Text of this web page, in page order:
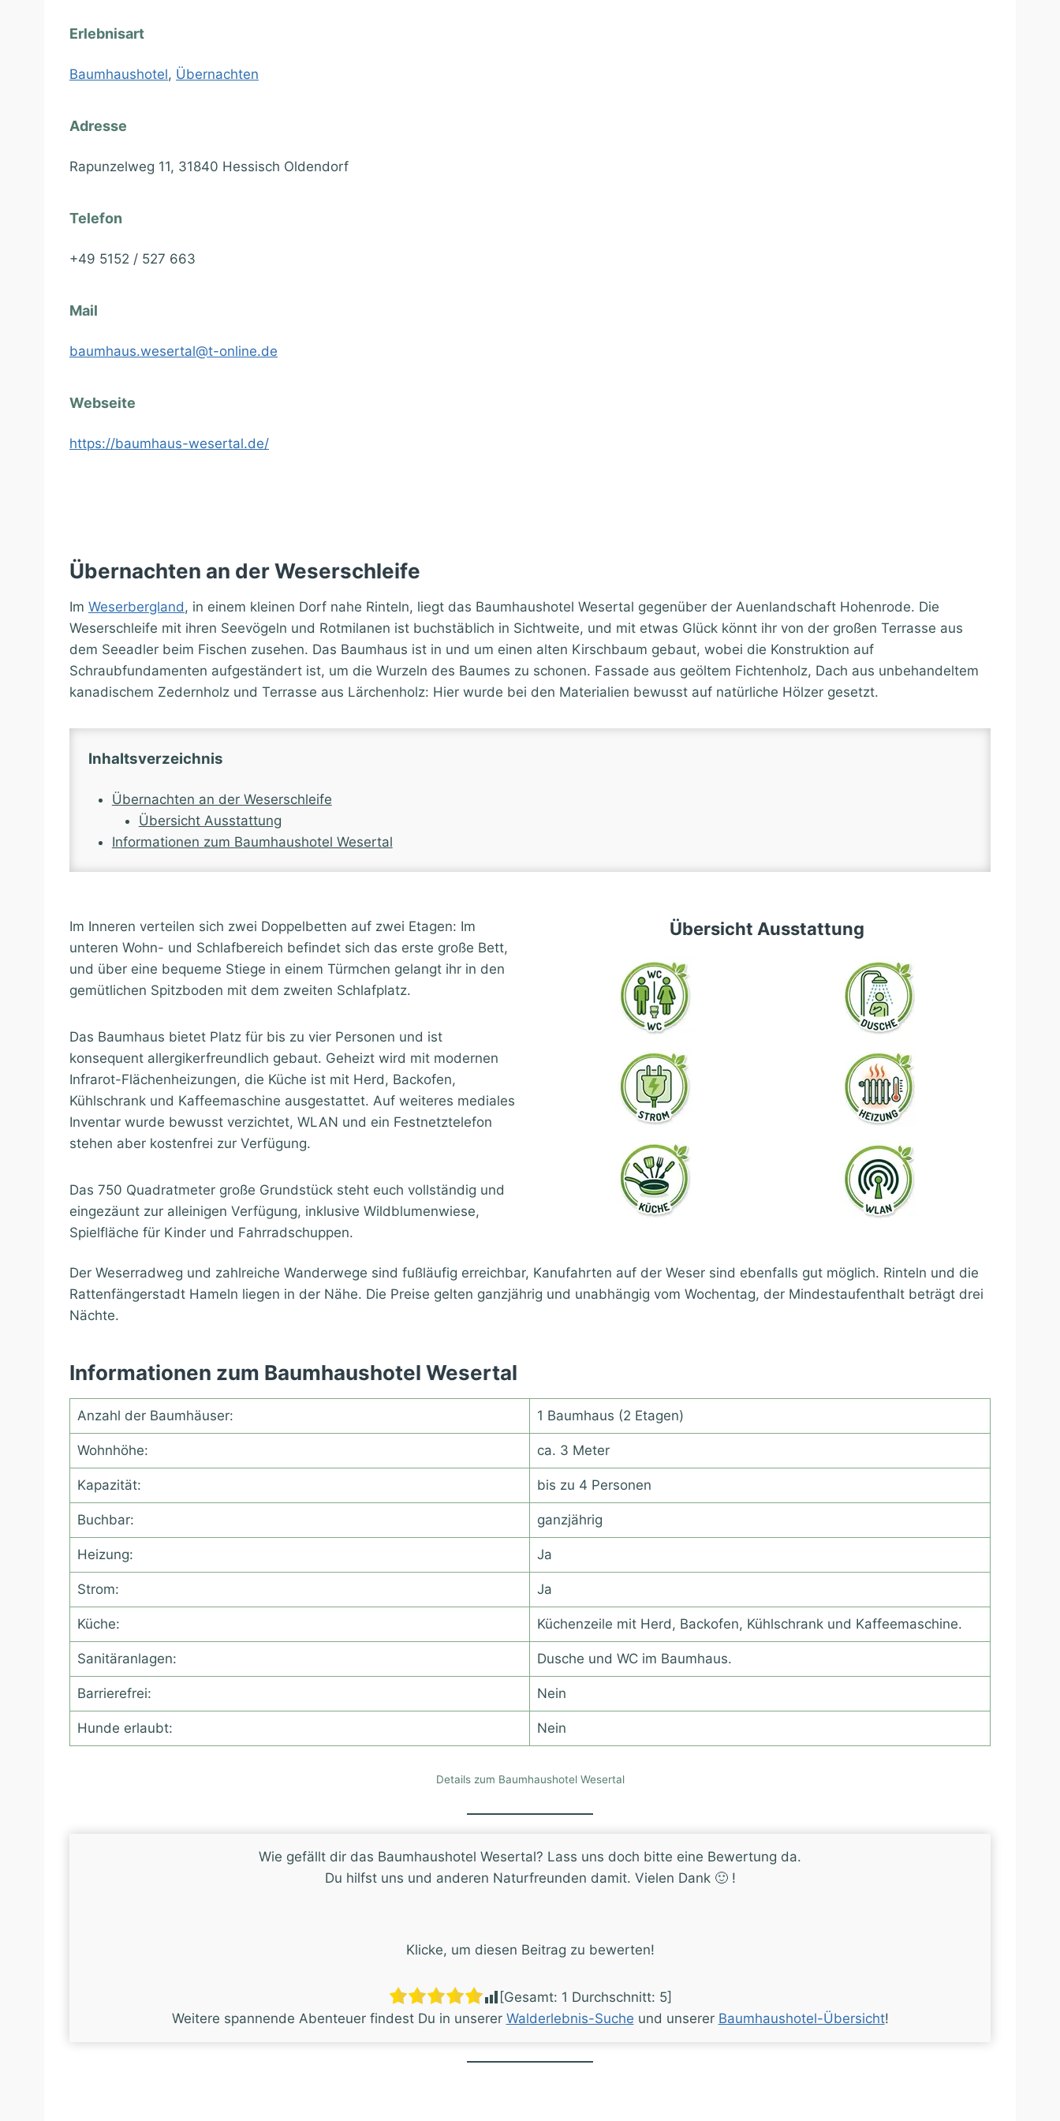
Erlebnisart
Baumhaushotel, Übernachten
Adresse
Rapunzelweg 11, 31840 Hessisch Oldendorf
Telefon
+49 5152 / 527 663
Mail
baumhaus.wesertal@t-online.de
Webseite
https://baumhaus-wesertal.de/
Übernachten an der Weserschleife
Im Weserbergland, in einem kleinen Dorf nahe Rinteln, liegt das Baumhaushotel Wesertal gegenüber der Auenlandschaft Hohenrode. Die
Weserschleife mit ihren Seevögeln und Rotmilanen ist buchstäblich in Sichtweite, und mit etwas Glück könnt ihr von der großen Terrasse aus
dem Seeadler beim Fischen zusehen. Das Baumhaus ist in und um einen alten Kirschbaum gebaut, wobei die Konstruktion auf
Schraubfundamenten aufgeständert ist, um die Wurzeln des Baumes zu schonen. Fassade aus geöltem Fichtenholz, Dach aus unbehandeltem
kanadischem Zedernholz und Terrasse aus Lärchenholz: Hier wurde bei den Materialien bewusst auf natürliche Hölzer gesetzt.
Inhaltsverzeichnis
Übernachten an der Weserschleife
Übersicht Ausstattung
Informationen zum Baumhaushotel Wesertal
Im Inneren verteilen sich zwei Doppelbetten auf zwei Etagen: Im
unteren Wohn- und Schlafbereich befindet sich das erste große Bett,
und über eine bequeme Stiege in einem Türmchen gelangt ihr in den
gemütlichen Spitzboden mit dem zweiten Schlafplatz.
Das Baumhaus bietet Platz für bis zu vier Personen und ist
konsequent allergikerfreundlich gebaut. Geheizt wird mit modernen
Infrarot-Flächenheizungen, die Küche ist mit Herd, Backofen,
Kühlschrank und Kaffeemaschine ausgestattet. Auf weiteres mediales
Inventar wurde bewusst verzichtet, WLAN und ein Festnetztelefon
stehen aber kostenfrei zur Verfügung.
Das 750 Quadratmeter große Grundstück steht euch vollständig und
eingezäunt zur alleinigen Verfügung, inklusive Wildblumenwiese,
Spielfläche für Kinder und Fahrradschuppen.
Übersicht Ausstattung
Der Weserradweg und zahlreiche Wanderwege sind fußläufig erreichbar, Kanufahrten auf der Weser sind ebenfalls gut möglich. Rinteln und die
Rattenfängerstadt Hameln liegen in der Nähe. Die Preise gelten ganzjährig und unabhängig vom Wochentag, der Mindestaufenthalt beträgt drei
Nächte.
Informationen zum Baumhaushotel Wesertal
Anzahl der Baumhäuser: 1 Baumhaus (2 Etagen)
Wohnhöhe: ca. 3 Meter
Kapazität: bis zu 4 Personen
Buchbar: ganzjährig
Heizung: Ja
Strom: Ja
Küche: Küchenzeile mit Herd, Backofen, Kühlschrank und Kaffeemaschine.
Sanitäranlagen: Dusche und WC im Baumhaus.
Barrierefrei: Nein
Hunde erlaubt: Nein
Details zum Baumhaushotel Wesertal
Wie gefällt dir das Baumhaushotel Wesertal? Lass uns doch bitte eine Bewertung da.
Du hilfst uns und anderen Naturfreunden damit. Vielen Dank 🙂 !
Klicke, um diesen Beitrag zu bewerten!
[Gesamt: 1 Durchschnitt: 5]
Weitere spannende Abenteuer findest Du in unserer Walderlebnis-Suche und unserer Baumhaushotel-Übersicht!